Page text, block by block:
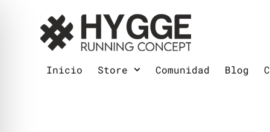
Inicio Store Comunidad Blog